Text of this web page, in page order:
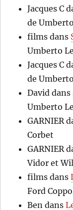
Jacques C
de
films dans
Umberto
Jacques C
de
David dans
Umberto
GARNIER
Corbet
GARNIER
Vidor et
films dans
Ford
Ben dans